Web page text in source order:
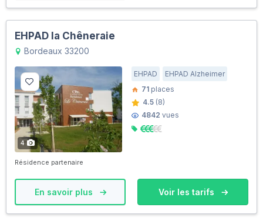
EHPAD la Chêneraie
Bordeaux 33200
4
EHPAD
EHPAD Alzheimer
71 places
4.5 (8)
4842 vues
Résidence partenaire
En savoir plus Voir les tarifs